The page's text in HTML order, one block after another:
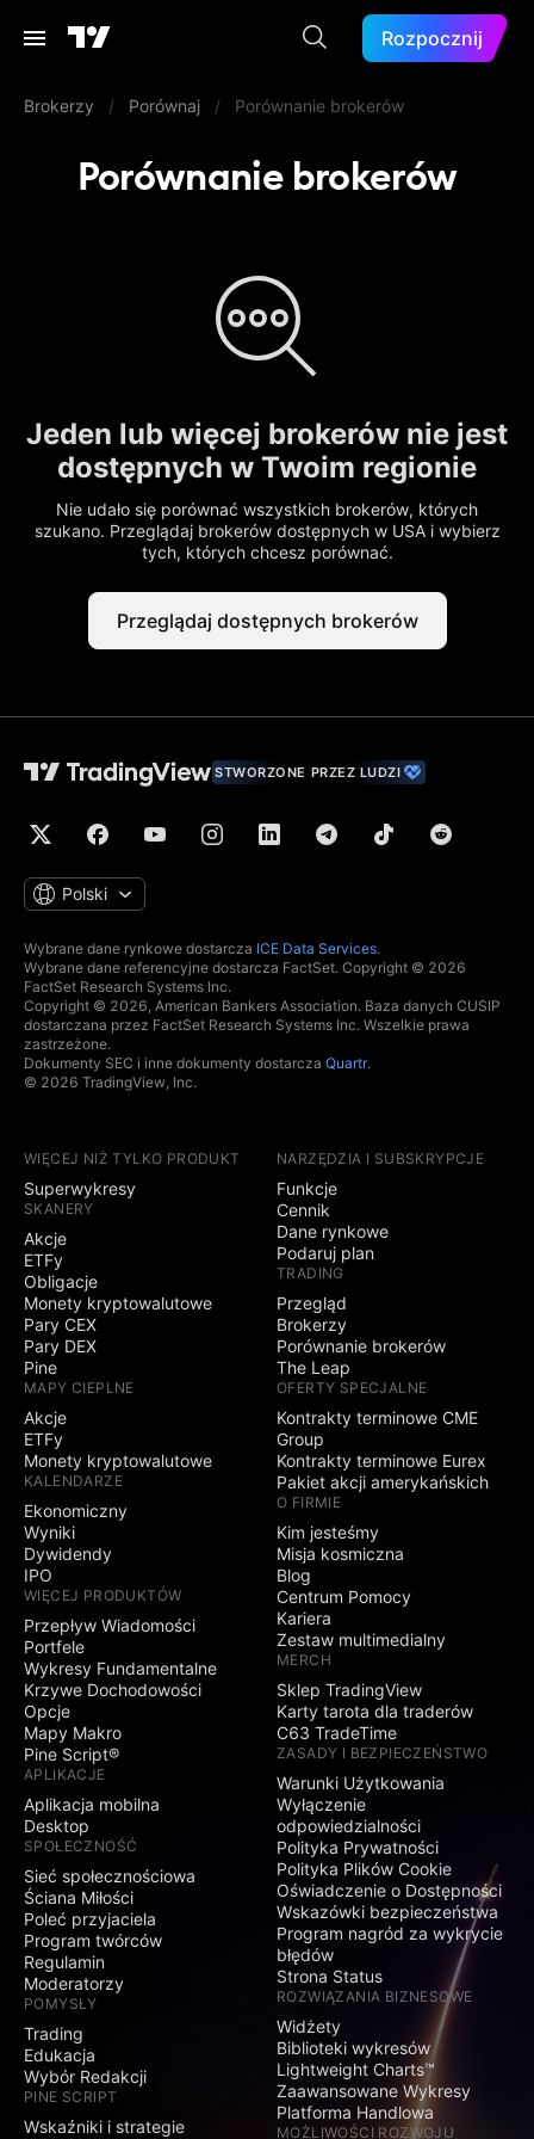
Rozpocznij
Brokerzy / Porównaj / Porównanie brokerów
Porównanie brokerów
Jeden lub więcej brokerów nie jest
dostępnych w Twoim regionie
Nie udało się porównać wszystkich brokerów, których
szukano. Przeglądaj brokerów dostępnych w USA i wybierz
tych, których chcesz porównać.
Przeglądaj dostępnych brokerów
STWORZONE PRZEZ LUDZI
Polski
Wybrane dane rynkowe dostarcza ICE Data Services.
Wybrane dane referencyjne dostarcza FactSet. Copyright © 2026
FactSet Research Systems Inc.
Copyright © 2026, American Bankers Association. Baza danych CUSIP
dostarczana przez FactSet Research Systems Inc. Wszelkie prawa
zastrzeżone.
Dokumenty SEC i inne dokumenty dostarcza Quartr.
© 2026 TradingView, Inc.
WIĘCEJ NIŻ TYLKO PRODUKT
Superwykresy
SKANERY
Akcje
ETFy
Obligacje
Monety kryptowalutowe
Pary CEX
Pary DEX
Pine
MAPY CIEPLNE
Akcje
ETFy
Monety kryptowalutowe
KALENDARZE
Ekonomiczny
Wyniki
Dywidendy
IPO
WIĘCEJ PRODUKTÓW
Przepływ Wiadomości
Portfele
Wykresy Fundamentalne
Krzywe Dochodowości
Opcje
Mapy Makro
Pine Script®
APLIKACJE
Aplikacja mobilna
Desktop
SPOŁECZNOŚĆ
Sieć społecznościowa
Ściana Miłości
Poleć przyjaciela
Program twórców
Regulamin
Moderatorzy
POMYSŁY
Trading
Edukacja
Wybór Redakcji
PINE SCRIPT
Wskaźniki i strategie
NARZĘDZIA I SUBSKRYPCJE
Funkcje
Cennik
Dane rynkowe
Podaruj plan
TRADING
Przegląd
Brokerzy
Porównanie brokerów
The Leap
OFERTY SPECJALNE
Kontrakty terminowe CME
Group
Kontrakty terminowe Eurex
Pakiet akcji amerykańskich
O FIRMIE
Kim jesteśmy
Misja kosmiczna
Blog
Centrum Pomocy
Kariera
Zestaw multimedialny
MERCH
Sklep TradingView
Karty tarota dla traderów
C63 TradeTime
ZASADY I BEZPIECZEŃSTWO
Warunki Użytkowania
Wyłączenie
odpowiedzialności
Polityka Prywatności
Polityka Plików Cookie
Oświadczenie o Dostępności
Wskazówki bezpieczeństwa
Program nagród za wykrycie
błędów
Strona Status
ROZWIĄZANIA BIZNESOWE
Widżety
Biblioteki wykresów
Lightweight Charts™
Zaawansowane Wykresy
Platforma Handlowa
MOŻLIWOŚCI ROZWOJU